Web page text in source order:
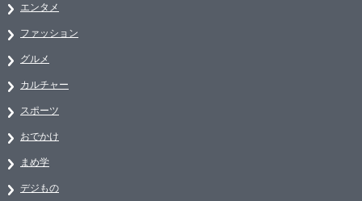
エンタメ
ファッション
グルメ
カルチャー
スポーツ
おでかけ
まめ学
デジもの